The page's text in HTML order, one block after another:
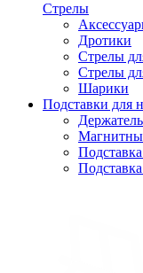
Стрелы
Дротики
Стрелы
Стрелы
Шарики
Подставки для